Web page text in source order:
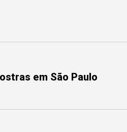
em São Paulo